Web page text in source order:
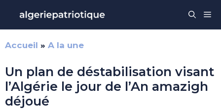
contenu
Accueil » A la une
Un plan de déstabilisation visant
l’Algérie le jour de l’An amazigh
déjoué